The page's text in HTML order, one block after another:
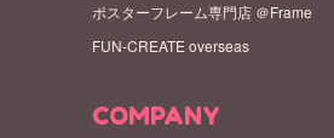
ポスターフレーム専門店 ＠Frame
FUN-CREATE overseas
COMPANY